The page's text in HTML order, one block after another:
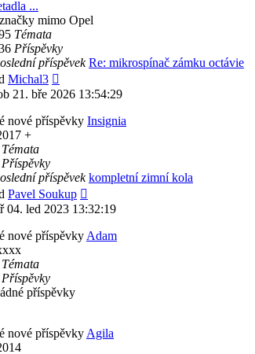
...
mimo Opel
Témata
Příspěvky
příspěvek Re: mikrospínač zámku octávie
Michal3
poslední
21. bře 2026 13:54:29
Insignia
+
Témata
Příspěvky
příspěvek kompletní zimní kola
Pavel Soukup
poslední
04. led 2023 13:32:19
Adam
Témata
Příspěvky
příspěvky
Agila